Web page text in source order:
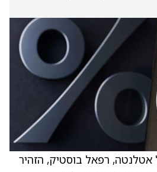
רפאל בוסטיק, הזהיר